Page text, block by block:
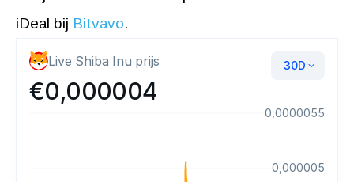
iDeal bij Bitvavo.